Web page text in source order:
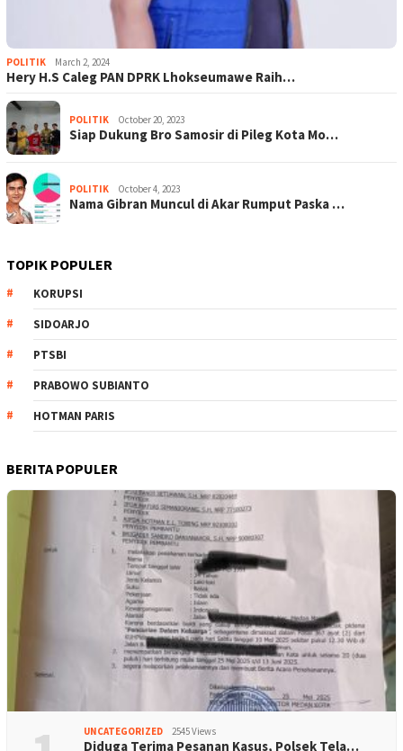
POLITIK March 2, 2024
Hery H.S Caleg PAN DPRK Lhokseumawe Raih…
POLITIK October 20, 2023
Siap Dukung Bro Samosir di Pileg Kota Mo…
POLITIK October 4, 2023
Nama Gibran Muncul di Akar Rumput Paska …
TOPIK POPULER
KORUPSI
SIDOARJO
PTSBI
PRABOWO SUBIANTO
HOTMAN PARIS
BERITA POPULER
UNCATEGORIZED 2545 Views
Diduga Terima Pesanan Kasus, Polsek Tela…